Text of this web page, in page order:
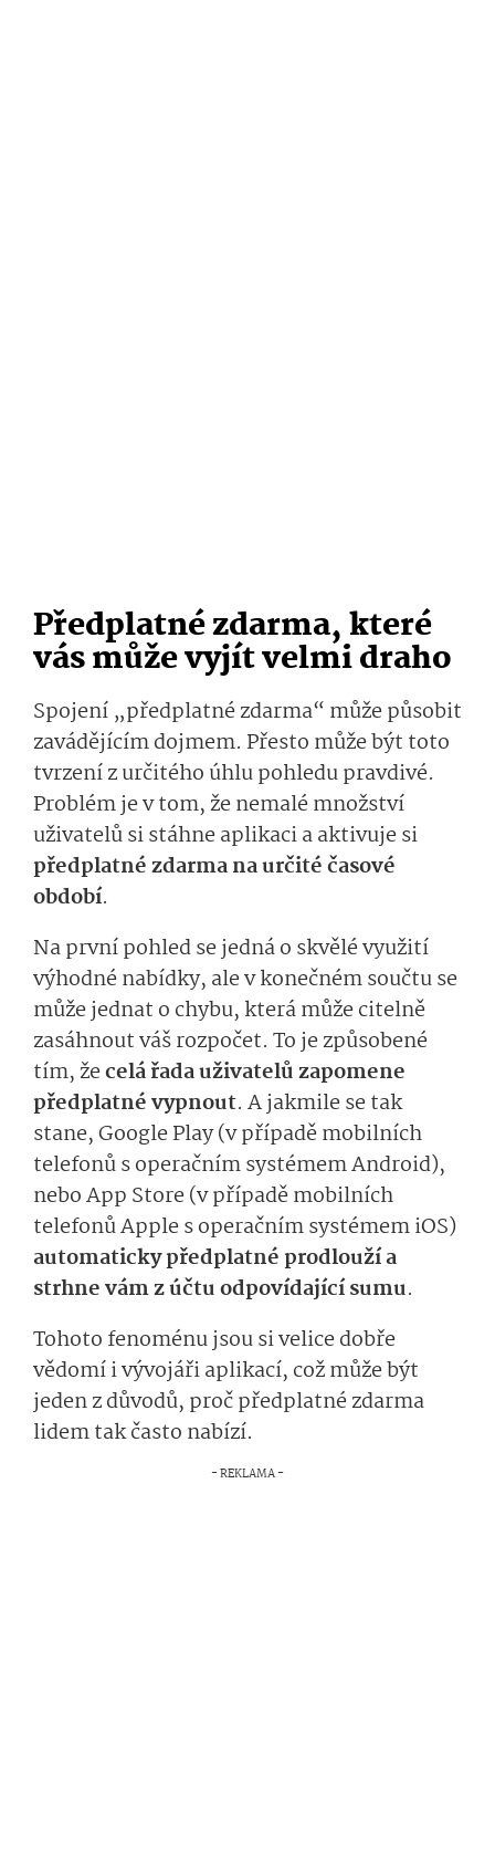
Předplatné zdarma, které
vás může vyjít velmi draho
Spojení „předplatné zdarma“ může působit
zavádějícím dojmem. Přesto může být toto
tvrzení z určitého úhlu pohledu pravdivé.
Problém je v tom, že nemalé množství
uživatelů si stáhne aplikaci a aktivuje si
předplatné zdarma na určité časové
období.
Na první pohled se jedná o skvělé využití
výhodné nabídky, ale v konečném součtu se
může jednat o chybu, která může citelně
zasáhnout váš rozpočet. To je způsobené
tím, žecelá řada uživatelů zapomene
předplatné vypnout. A jakmile se tak
stane, Google Play (v případě mobilních
telefonů s operačním systémem Android),
nebo App Store (v případě mobilních
telefonů Apple s operačním systémem iOS)
automaticky předplatné prodlouží a
strhne vám z účtu odpovídající sumu.
Tohoto fenoménu jsou si velice dobře
vědomí i vývojáři aplikací, což může být
jeden z důvodů, proč předplatné zdarma
lidem tak často nabízí.